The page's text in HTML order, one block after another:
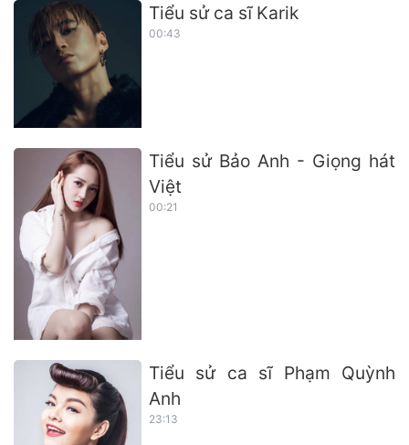
Tiểu sử ca sĩ Karik
00:43
Tiểu sử Bảo Anh - Giọng hát
Việt
00:21
Tiểu sử ca sĩ Phạm Quỳnh
Anh
23:13